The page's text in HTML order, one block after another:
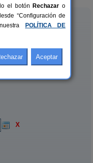
X
el botón Rechazar o
“Configuración de
POLÍTICA DE